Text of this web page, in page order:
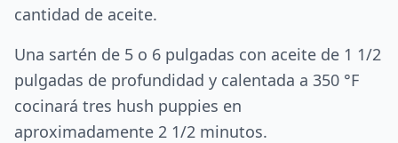
cantidad de aceite.
Una sartén de 5 o 6 pulgadas con aceite de 1 1/2
pulgadas de profundidad y calentada a 350 °F
cocinará tres hush puppies en
aproximadamente 2 1/2 minutos.